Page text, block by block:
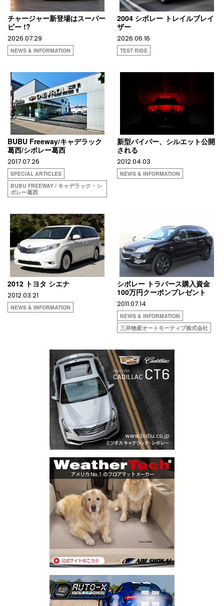
チャージャー新登場はスーパー
ビー !?
2026.07.29
NEWS & INFORMATION
2004 シボレー トレイルブレイ
ザー
2026.06.16
TEST RIDE
BUBU Freeway/キャデラック
葛西/シボレー葛西
2017.07.26
SPECIAL ARTICLES
BUBU FREEWAY / キャデラック・シ
ボレー葛西
新型バイパー、シルエット公開
される
2012.04.03
NEWS & INFORMATION
2012 トヨタ シエナ
2012.03.21
NEWS & INFORMATION
シボレー トラバース購入資金
100万円クーポンプレゼント
2011.07.14
NEWS & INFORMATION
三井物産オートモーティブ株式会社